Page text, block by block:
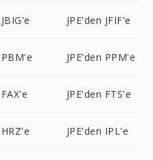
JPE'den JFIF'e
PBM'e JPE'den PPM'e
JPE'den FTS'e
JPE'den IPL'e